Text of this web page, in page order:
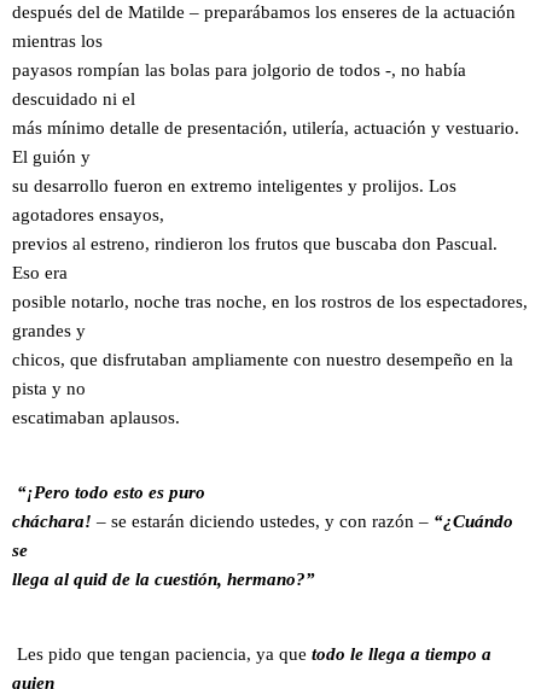
después del de Matilde – preparábamos los enseres de la actuación
mientras los
payasos rompían las bolas para jolgorio de todos -, no había
descuidado ni el
más mínimo detalle de presentación, utilería, actuación y vestuario.
El guión y
su desarrollo fueron en extremo inteligentes y prolijos. Los
agotadores ensayos,
previos al estreno, rindieron los frutos que buscaba don Pascual.
Eso era
posible notarlo, noche tras noche, en los rostros de los espectadores,
grandes y
chicos, que disfrutaban ampliamente con nuestro desempeño en la
pista y no
escatimaban aplausos.
“¡Pero todo esto es puro
cháchara! – se estarán diciendo ustedes, y con razón – “¿Cuándo
se
llega al quid de la cuestión, hermano?”
Les pido que tengan paciencia, ya que todo le llega a tiempo a
quien